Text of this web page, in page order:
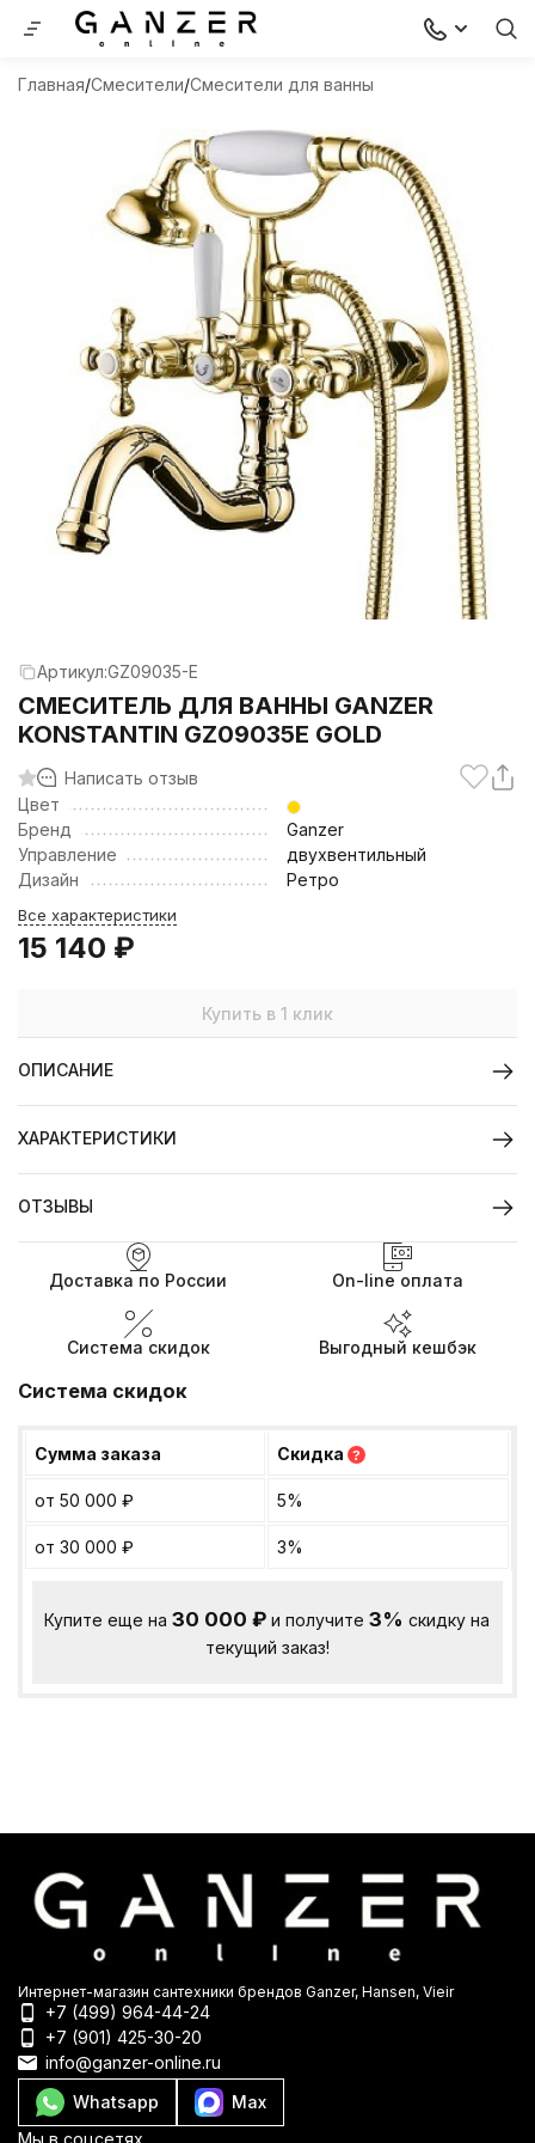
Главная Смесители Смесители для ванны
Артикул:GZ09035-E
CМЕСИТЕЛЬ ДЛЯ ВАННЫ GANZER
KONSTANTIN GZ09035E GOLD
Написать отзыв
Цвет
Бренд
Ganzer
Управление
двухвентильный
Дизайн
Ретро
Все характеристики
15 140 ₽
Купить в 1 клик
ОПИСАНИЕ
ХАРАКТЕРИСТИКИ
ОТЗЫВЫ
Доставка по России On-line оплата
Система скидок Выгодный кешбэк
Система скидок
Сумма заказа Скидка ?
от 50 000 ₽ 5%
от 30 000 ₽ 3%
Купите еще на30 000₽ и получите3% скидку на
текущий заказ!
Интернет-магазин сантехники брендов Ganzer, Hansen, Vieir
+7 (499) 964-44-24
+7 (901) 425-30-20
info@ganzer-online.ru
Whatsapp
Max
Мы в соцсетях